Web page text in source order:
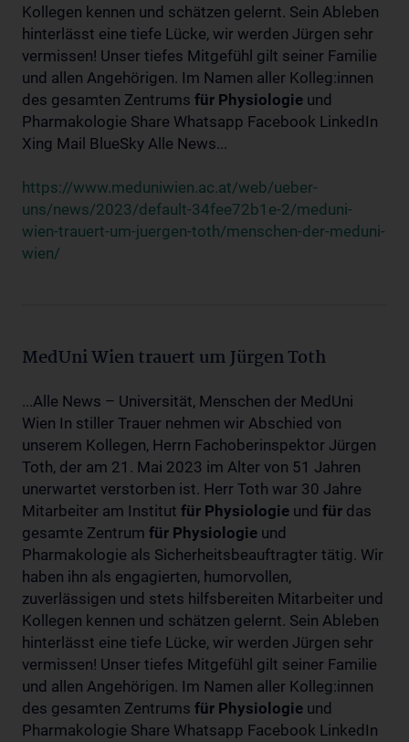
Kollegen kennen und schätzen gelernt. Sein Ableben
hinterlässt eine tiefe Lücke, wir werden Jürgen sehr
vermissen! Unser tiefes Mitgefühl gilt seiner Familie
und allen Angehörigen. Im Namen aller Kolleg:innen
des gesamten Zentrums für Physiologie und
Pharmakologie Share Whatsapp Facebook LinkedIn
Xing Mail BlueSky Alle News...
https://www.meduniwien.ac.at/web/ueber-
uns/news/2023/default-34fee72b1e-2/meduni-
wien-trauert-um-juergen-toth/menschen-der-meduni-
wien/
MedUni Wien trauert um Jürgen Toth
...Alle News – Universität, Menschen der MedUni
Wien In stiller Trauer nehmen wir Abschied von
unserem Kollegen, Herrn Fachoberinspektor Jürgen
Toth, der am 21. Mai 2023 im Alter von 51 Jahren
unerwartet verstorben ist. Herr Toth war 30 Jahre
Mitarbeiter am Institut für Physiologie und für das
gesamte Zentrum für Physiologie und
Pharmakologie als Sicherheitsbeauftragter tätig. Wir
haben ihn als engagierten, humorvollen,
zuverlässigen und stets hilfsbereiten Mitarbeiter und
Kollegen kennen und schätzen gelernt. Sein Ableben
hinterlässt eine tiefe Lücke, wir werden Jürgen sehr
vermissen! Unser tiefes Mitgefühl gilt seiner Familie
und allen Angehörigen. Im Namen aller Kolleg:innen
des gesamten Zentrums für Physiologie und
Pharmakologie Share Whatsapp Facebook LinkedIn